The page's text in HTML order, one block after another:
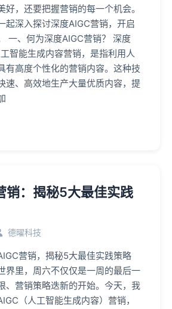
好，还要把握营销的每一个机会。
起深入探讨深度AIGC营销，开启
一、何为深度AIGC营销？ 深度
智能生成内容营销，是指利用人
有高度个性化的营销内容。这种技
速、高效地生产大量优质内容，提
销：揭秘5大最佳实践
德曜科技
营销，揭秘5大最佳实践策略
界里，周六不仅仅是一周的最后一
、营销策略迭新的开始。今天，我
（人工智能生成内容）营销，